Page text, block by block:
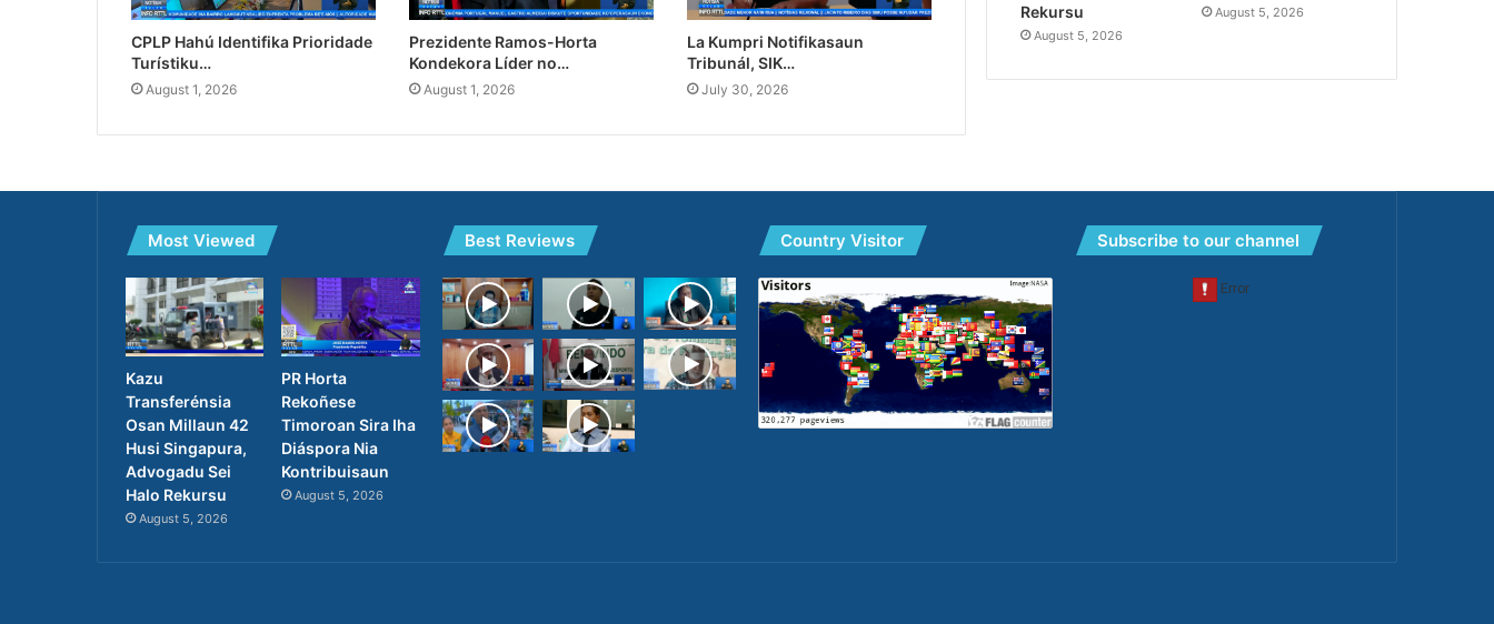
CPLP Hahú Identifika Prioridade
Turístiku…
August 1, 2026
Prezidente Ramos-Horta
Kondekora Líder no…
August 1, 2026
La Kumpri Notifikasaun
Tribunál, SIK…
July 30, 2026
Rekursu
August 5, 2026
August 5, 2026
Most Viewed
Kazu
Transferénsia
Osan Millaun 42
Husi Singapura,
Advogadu Sei
Halo Rekursu
August 5, 2026
PR Horta
Rekoñese
Timoroan Sira Iha
Diáspora Nia
Kontribuisaun
August 5, 2026
Best Reviews Country Visitor Subscribe to our channel